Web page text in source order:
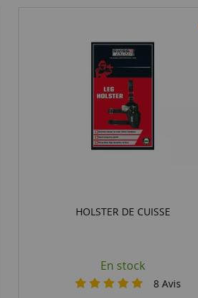
HOLSTER DE CUISSE
En stock
8 Avis